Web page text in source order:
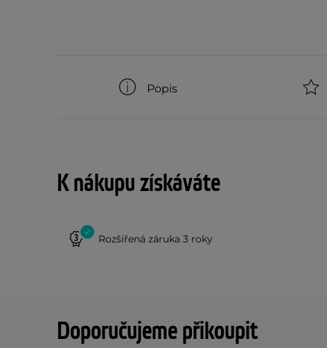
Popis
K nákupu získáváte
Rozšířená záruka 3 roky
Doporučujeme přikoupit